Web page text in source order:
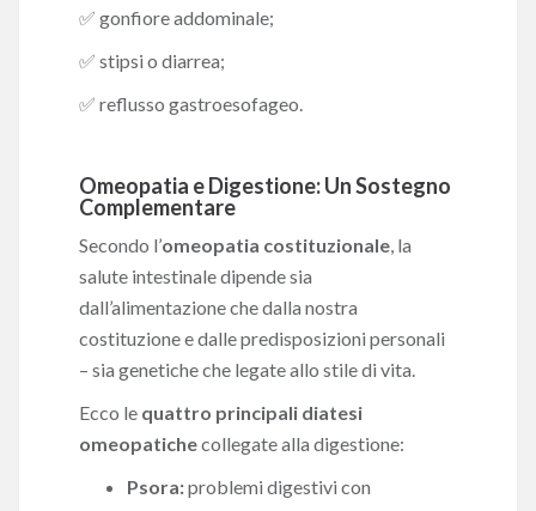
✅ gonfiore addominale;
✅ stipsi o diarrea;
✅ reflusso gastroesofageo.
Omeopatia e Digestione: Un Sostegno
Complementare
Secondo l’omeopatia costituzionale , la
salute intestinale dipende sia
dall’alimentazione che dalla nostra
costituzione e dalle predisposizioni personali
– sia genetiche che legate allo stile di vita.
Ecco le quattro principali diatesi
omeopatichecollegate alla digestione:
Psora:problemi digestivi con